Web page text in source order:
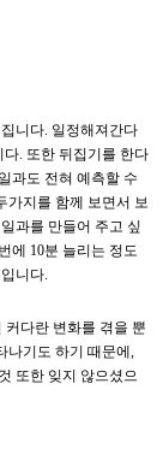
니다. 일정해져간다
. 또한 뒤집기를 한다
과도 전혀 예측할 수
가지를 함께 보면서 보
과를 만들어 주고 싶
에 10분 늘리는 정도
니다.
커다란 변화를 겪을 뿐
나기도 하기 때문에,
또한 잊지 않으셨으